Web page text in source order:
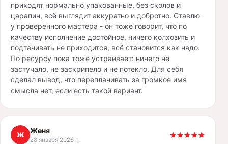
приходят нормально упакованные, без сколов и
царапин, всё выглядит аккуратно и добротно. Ставлю
у проверенного мастера - он тоже говорит, что по
качеству исполнение достойное, ничего колхозить и
подтачивать не приходится, всё становится как надо.
По ресурсу пока тоже устраивает: ничего не
застучало, не заскрипело и не потекло. Для себя
сделал вывод, что переплачивать за громкое имя
смысла нет, если есть такой вариант.
Ж Женя
28 января 2026 г.